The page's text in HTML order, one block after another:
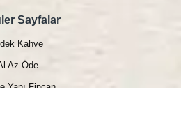
Sayfalar
Kahve
Az Öde
Yanı Fincan